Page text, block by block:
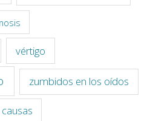
vértigo
zumbidos en los oídos